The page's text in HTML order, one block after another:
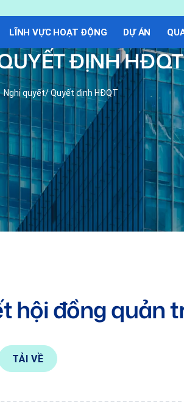
LĨNH VỰC HOẠT ĐỘNG DỰ ÁN
ĐỊNH HĐQT
Nghị quyết/ Quyết định HĐQT
hội đồng quản
TẢI VỀ